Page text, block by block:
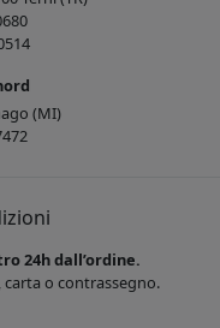
(MI)
24h dall’ordine.
o contrassegno.